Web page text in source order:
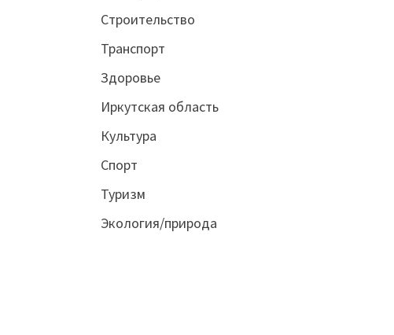
Строительство
Транспорт
Здоровье
Иркутская область
Культура
Спорт
Туризм
Экология/природа